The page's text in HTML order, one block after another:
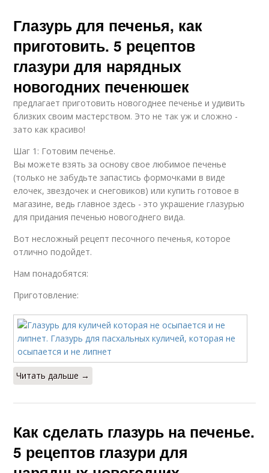
Глазурь для печенья, как
приготовить. 5 рецептов
глазури для нарядных
новогодних печенюшек
предлагает приготовить новогоднее печенье и удивить
близких своим мастерством. Это не так уж и сложно -
зато как красиво!
Шаг 1: Готовим печенье.
Вы можете взять за основу свое любимое печенье
(только не забудьте запастись формочками в виде
елочек, звездочек и снеговиков) или купить готовое в
магазине, ведь главное здесь - это украшение глазурью
для придания печенью новогоднего вида.
Вот несложный рецепт песочного печенья, которое
отлично подойдет.
Нам понадобятся:
Приготовление:
Читать дальше →
Как сделать глазурь на печенье.
5 рецептов глазури для